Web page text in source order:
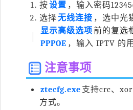
按设置 ，输入密码
选择无线连接 ，选中光
显示高级选项前的复选
PPPOE ，输入 IPTV 的
注意事项
ztecfg.exe 支持crc、 xor
方式。